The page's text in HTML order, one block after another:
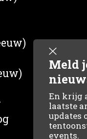
Meld
En krijg
laatste
updates
events.